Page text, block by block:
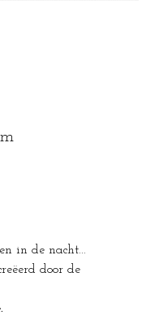
in de nacht...
door de